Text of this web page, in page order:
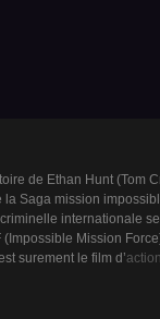
de Ethan Hunt (Tom
Saga mission
internationale
Mission
surement le film d’action